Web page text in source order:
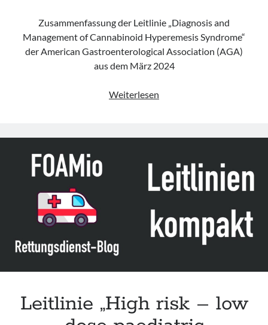
Zusammenfassung der Leitlinie „Diagnosis and
Management of Cannabinoid Hyperemesis Syndrome“
der American Gastroenterological Association (AGA)
aus dem März 2024
Weiterlesen
Management
Cannabinoid
Hyperemesis
Syndrome“
AGA
Leitlinie „High risk – low